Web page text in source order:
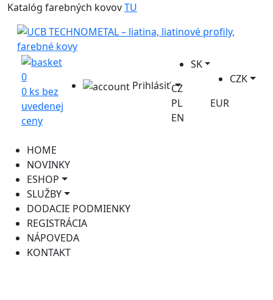
Katalóg farebných kovovTU
0
0 ks bez
uvedenej
ceny
Prihlásiť
SK
CZ
PL
EN
CZK
EUR
HOME
NOVINKY
ESHOP
SLUŽBY
DODACIE PODMIENKY
REGISTRÁCIA
NÁPOVEDA
KONTAKT